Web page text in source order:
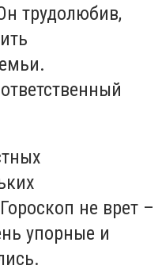
трудолюбив,
не врет –
упорные и